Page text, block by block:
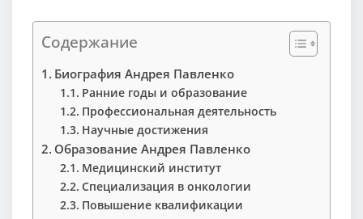
Содержание
Биография Андрея Павленко
Ранние годы и образование
Профессиональная деятельность
Научные достижения
Образование Андрея Павленко
Медицинский институт
Специализация в онкологии
Повышение квалификации